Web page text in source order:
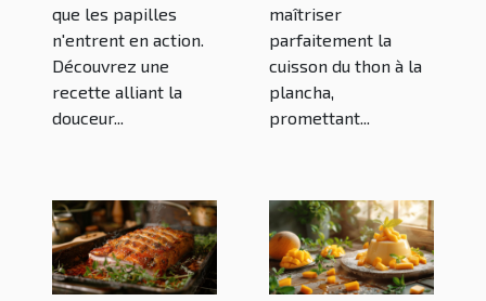
que les papilles
n'entrent en action.
Découvrez une
recette alliant la
douceur...
maîtriser
parfaitement la
cuisson du thon à la
plancha,
promettant...